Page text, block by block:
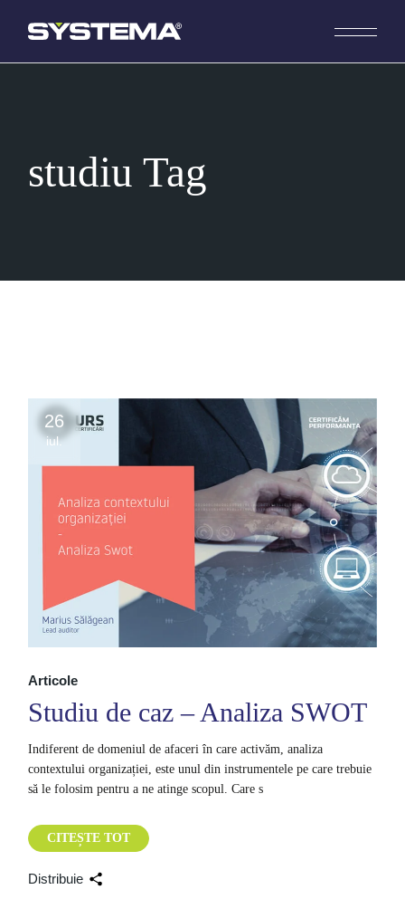
content
studiu Tag
26
iul.
Articole
Studiu de caz – Analiza SWOT
Indiferent de domeniul de afaceri în care activăm, analiza
contextului organizației, este unul din instrumentele pe care trebuie
să le folosim pentru a ne atinge scopul. Care s
CITEȘTE TOT
Distribuie